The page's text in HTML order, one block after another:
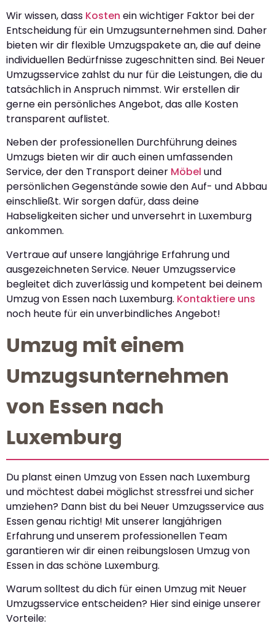
Wir wissen, dass Kosten ein wichtiger Faktor bei der
Entscheidung für ein Umzugsunternehmen sind. Daher
bieten wir dir flexible Umzugspakete an, die auf deine
individuellen Bedürfnisse zugeschnitten sind. Bei Neuer
Umzugsservice zahlst du nur für die Leistungen, die du
tatsächlich in Anspruch nimmst. Wir erstellen dir
gerne ein persönliches Angebot, das alle Kosten
transparent auflistet.
Neben der professionellen Durchführung deines
Umzugs bieten wir dir auch einen umfassenden
Service, der den Transport deiner Möbel und
persönlichen Gegenstände sowie den Auf- und Abbau
einschließt. Wir sorgen dafür, dass deine
Habseligkeiten sicher und unversehrt in Luxemburg
ankommen.
Vertraue auf unsere langjährige Erfahrung und
ausgezeichneten Service. Neuer Umzugsservice
begleitet dich zuverlässig und kompetent bei deinem
Umzug von Essen nach Luxemburg. Kontaktiere uns
noch heute für ein unverbindliches Angebot!
Umzug mit einem
Umzugsunternehmen
von Essen nach
Luxemburg
Du planst einen Umzug von Essen nach Luxemburg
und möchtest dabei möglichst stressfrei und sicher
umziehen? Dann bist du bei Neuer Umzugsservice aus
Essen genau richtig! Mit unserer langjährigen
Erfahrung und unserem professionellen Team
garantieren wir dir einen reibungslosen Umzug von
Essen in das schöne Luxemburg.
Warum solltest du dich für einen Umzug mit Neuer
Umzugsservice entscheiden? Hier sind einige unserer
Vorteile: